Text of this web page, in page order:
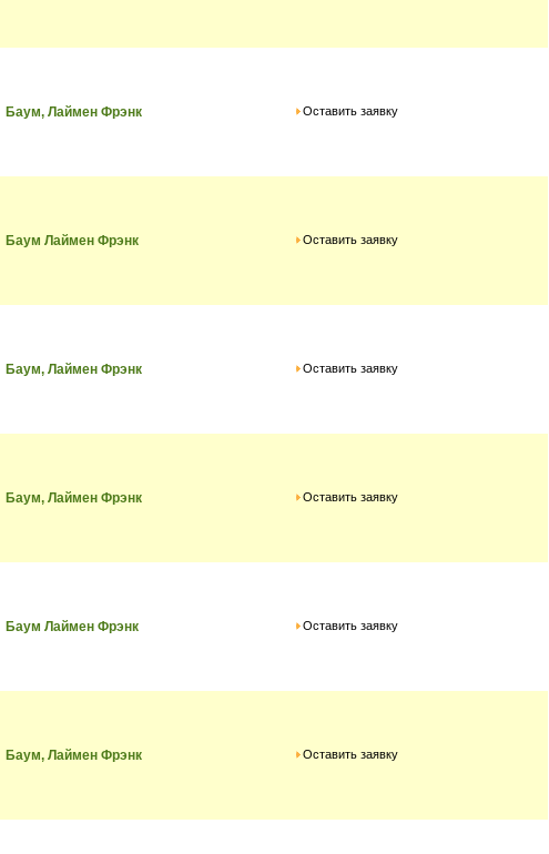
Баум, Лаймен Фрэнк Оставить заявку
Баум Лаймен Фрэнк Оставить заявку
Баум, Лаймен Фрэнк Оставить заявку
Баум, Лаймен Фрэнк Оставить заявку
Баум Лаймен Фрэнк Оставить заявку
Баум, Лаймен Фрэнк Оставить заявку